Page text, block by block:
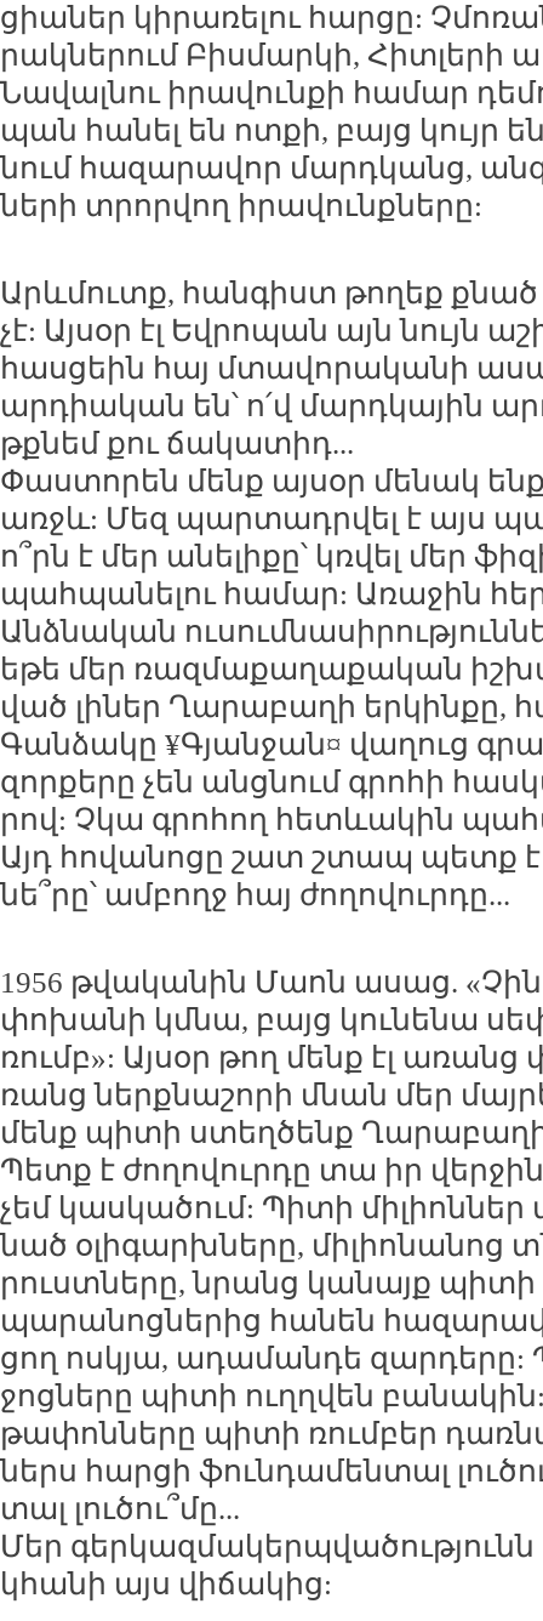
ցիա­ներ կի­րա­ռե­լու հար­ցը:
րակ­նե­րում Բիս­մար­կի, Հիտ­լե­րի
Նա­վալ­նու ի­րա­վուն­քի հա­մար
պան հա­նել են ոտ­քի, բայց կույր
նում հա­զա­րա­վոր մարդ­կանց,
նե­րի տրոր­վող ի­րա­վունք­նե­րը:
Արևմուտք, հան­գիստ թո­ղեք քնած
չէ: Այ­սօր էլ Եվ­րո­պան այն նույն
հաս­ցեին հայ մտա­վո­րա­կա­նի
ար­դիա­կան են՝ ո՛վ մարդ­կա­յին
թք­նեմ քու ճա­կա­տիդ...
Փաս­տո­րեն մենք այ­սօր մե­նակ
առջև: Մեզ պար­տադր­վել է այս
ո՞րն է մեր ա­նե­լի­քը՝ կռ­վել մեր
պահ­պա­նե­լու հա­մար: Ա­ռա­ջին
Անձ­նա­կան
ե­թե մեր ռազ­մա­քա­ղա­քա­կան
ված լի­ներ Ղա­րա­բա­ղի եր­կին­քը,
Գան­ձա­կը ¥Գյան­ջան¤ վա­ղուց
զոր­քե­րը չեն անց­նում գրո­հի
րով: Չկա գրո­հող հետևա­կին
Այդ հո­վա­նո­ցը շատ շտապ պետք է
նե՞­րը՝ ամ­բողջ հայ ժո­ղո­վուր­դը...
1956 թվա­կա­նին Մաոն ա­սաց.
փո­խա­նի կմ­նա, բայց կու­նե­նա
ռումբ»: Այ­սօր թող մենք էլ
ռանց ներք­նա­շո­րի մնան մեր
մենք պի­տի ստեղ­ծենք
Պետք է ժո­ղո­վուր­դը տա իր
չեմ կաս­կա­ծում: Պի­տի
նած օ­լի­գարխ­նե­րը, մի­լիո­նա­նոց
րուստ­նե­րը, նրանց կա­նայք պի­տի
պա­րա­նոց­նե­րից հա­նեն
ցող ոս­կյա, ա­դա­ման­դե
ջոց­նե­րը պի­տի ուղղ­վեն
թա­փոն­նե­րը պի­տի ռում­բեր
ներս հար­ցի ֆուն­դա­մեն­տալ
տալ լու­ծու­՞մը...
Մեր գեր­կազ­մա­կերպ­վա­ծու­թյունն
կհա­նի այս վի­ճա­կից: